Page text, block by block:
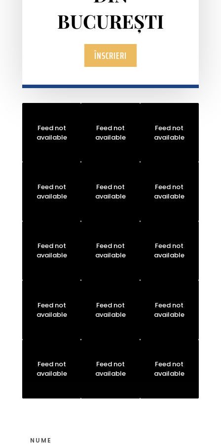
BUCUREȘTI
ÎNSCRIERI
Feed not
available
Feed not
available
Feed not
available
Feed not
available
Feed not
available
Feed not
available
Feed not
available
Feed not
available
Feed not
available
Feed not
available
Feed not
available
Feed not
available
Feed not
available
Feed not
available
Feed not
available